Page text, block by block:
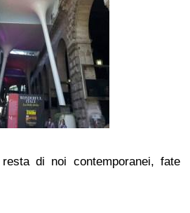
di noi contemporanei, fate